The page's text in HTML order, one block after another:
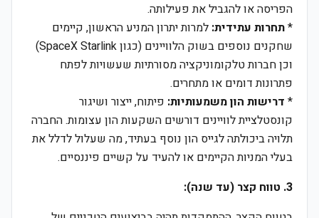
הפריסה או להגביל את פעילותה.
*תחרות עתידית: למרות יתרון המניע הראשון, קיימים
שחקנים נוספים בשוק הלוויינים (כגון SpaceX Starlink)
וכן חברות טלקומוניקציה מסורתיות שעשויות לפתח
פתרונות דומים או מתחרים.
* דרישות הון משמעותיות: פיתוח, ייצור ושיגור
קונסטלציית לוויינים דורשים השקעות הון עצומות. החברה
תלויה ביכולתה לגייס הון נוסף בעתיד, מה שעלול לדלל את
בעלי המניות הקיימים או להעיד על קשיים פיננסיים.
3. טווח קצר (עד שנה):